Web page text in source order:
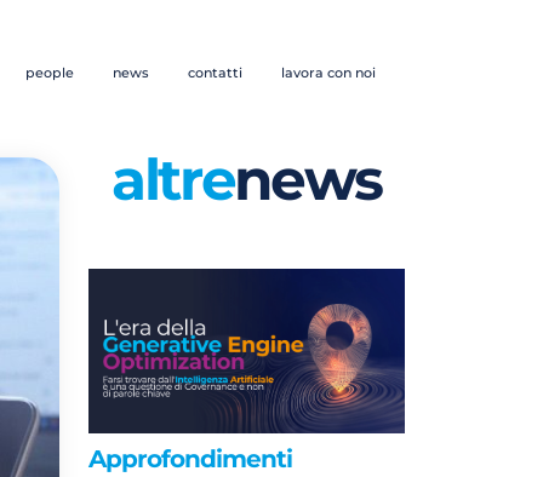
people news contatti lavora con noi
altrenews
Approfondimenti